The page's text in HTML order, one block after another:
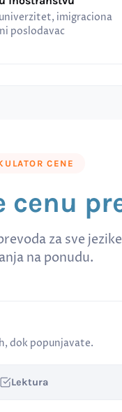
imigraciona
poslodavac
CENE
cenu
za sve
na ponudu.
dok popunjavate.
Lektura